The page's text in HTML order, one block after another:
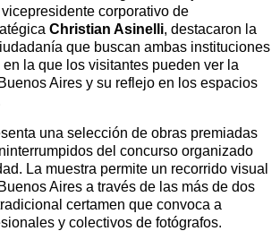
corporativo de
Christian Asinelli, destacaron la
que buscan ambas instituciones
la que los visitantes pueden ver la
Aires y su reflejo en los espacios
una selección de obras premiadas
del concurso organizado
La muestra permite un recorrido visual
Aires a través de las más de dos
certamen que convoca a
y colectivos de fotógrafos.